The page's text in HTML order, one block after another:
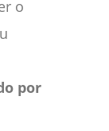
o
por